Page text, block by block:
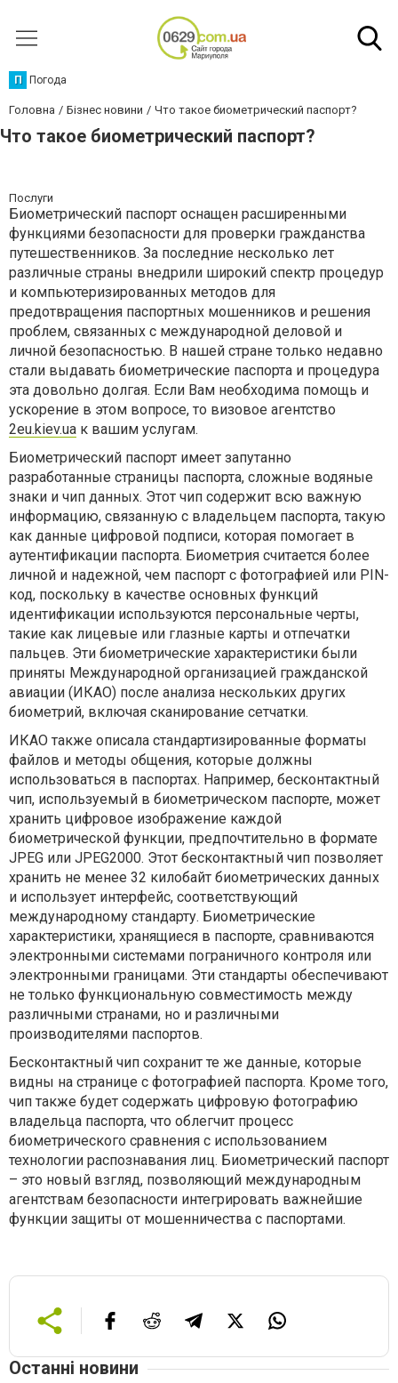
П Погода
Головна Бізнес новини Что такое биометрический паспорт?
Что такое биометрический паспорт?
Послуги
Биометрический паспорт оснащен расширенными
функциями безопасности для проверки гражданства
путешественников. За последние несколько лет
различные страны внедрили широкий спектр процедур
и компьютеризированных методов для
предотвращения паспортных мошенников и решения
проблем, связанных с международной деловой и
личной безопасностью. В нашей стране только недавно
стали выдавать биометрические паспорта и процедура
эта довольно долгая. Если Вам необходима помощь и
ускорение в этом вопросе, то визовое агентство
2eu.kiev.ua к вашим услугам.
Биометрический паспорт имеет запутанно
разработанные страницы паспорта, сложные водяные
знаки и чип данных. Этот чип содержит всю важную
информацию, связанную с владельцем паспорта, такую ​​
как данные цифровой подписи, которая помогает в
аутентификации паспорта. Биометрия считается более
личной и надежной, чем паспорт с фотографией или PIN-
код, поскольку в качестве основных функций
идентификации используются персональные черты,
такие как лицевые или глазные карты и отпечатки
пальцев. Эти биометрические характеристики были
приняты Международной организацией гражданской
авиации (ИКАО) после анализа нескольких других
биометрий, включая сканирование сетчатки.
ИКАО также описала стандартизированные форматы
файлов и методы общения, которые должны
использоваться в паспортах. Например, бесконтактный
чип, используемый в биометрическом паспорте, может
хранить цифровое изображение каждой
биометрической функции, предпочтительно в формате
JPEG или JPEG2000. Этот бесконтактный чип позволяет
хранить не менее 32 килобайт биометрических данных
и использует интерфейс, соответствующий
международному стандарту. Биометрические
характеристики, хранящиеся в паспорте, сравниваются
электронными системами пограничного контроля или
электронными границами. Эти стандарты обеспечивают
не только функциональную совместимость между
различными странами, но и различными
производителями паспортов.
Бесконтактный чип сохранит те же данные, которые
видны на странице с фотографией паспорта. Кроме того,
чип также будет содержать цифровую фотографию
владельца паспорта, что облегчит процесс
биометрического сравнения с использованием
технологии распознавания лиц. Биометрический паспорт
– это новый взгляд, позволяющий международным
агентствам безопасности интегрировать важнейшие
функции защиты от мошенничества с паспортами.
Останні новини